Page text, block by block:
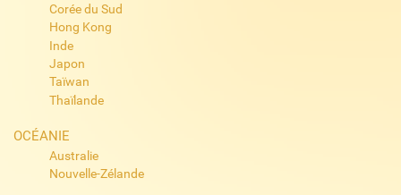
Corée du Sud
Hong Kong
Inde
Japon
Taïwan
Thaïlande
OCÉANIE
Australie
Nouvelle-Zélande